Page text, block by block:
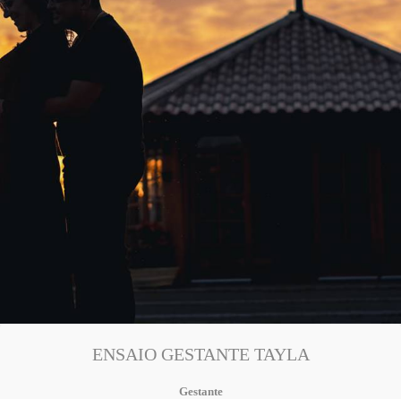
ENSAIO GESTANTE TAYLA
Gestante